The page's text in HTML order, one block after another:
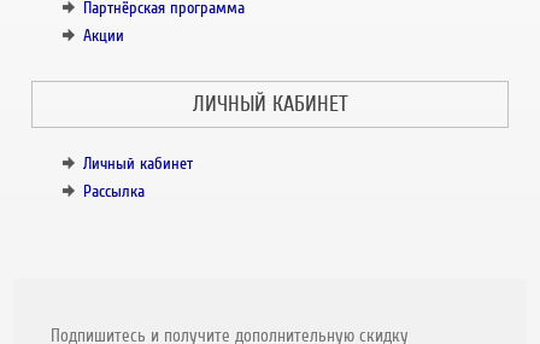
Партнёрская программа
Акции
ЛИЧНЫЙ КАБИНЕТ
Личный кабинет
Рассылка
Подпишитесь и получите дополнительную скидку